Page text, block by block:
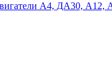
А4, ДА30, А12,